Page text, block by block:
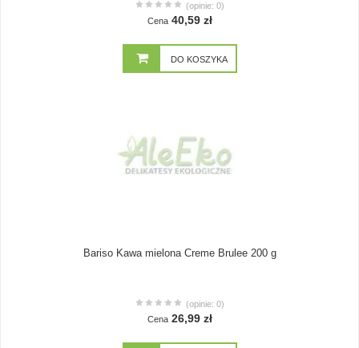
(opinie: 0)
Cena 40,59 zł
DO KOSZYKA
Bariso Kawa mielona Creme Brulee 200 g
(opinie: 0)
Cena 26,99 zł